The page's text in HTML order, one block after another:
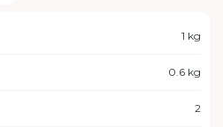
1 kg
0.6 kg
2